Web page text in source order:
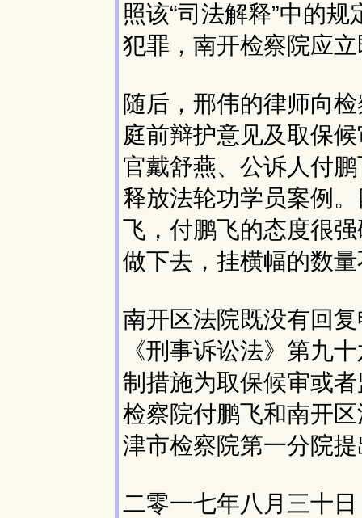
照该“司法解释”中的
犯罪，南开检察院应
随后，邢伟的律师向
庭前辩护意见及取保
官戴舒燕、公诉人付
释放法轮功学员案例
飞，付鹏飞的态度很
做下去，挂横幅的数
南开区法院既没有回
《刑事诉讼法》第九
制措施为取保候审或
检察院付鹏飞和南开
津市检察院第一分院
二零一七年八月三十